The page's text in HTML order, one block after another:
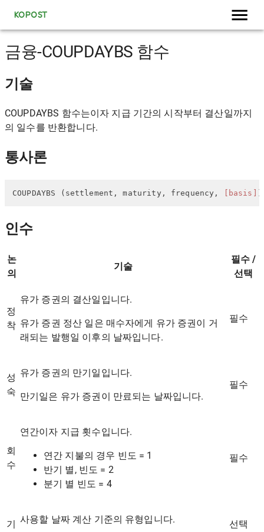
KOPOST
금융-COUPDAYBS 함수
기술
COUPDAYBS 함수는이자 지급 기간의 시작부터 결산일까지
의 일수를 반환합니다.
통사론
COUPDAYBS (settlement, maturity, frequency, [basis] )
인수
논
의
기술
필수 /
선택
정
착
유가 증권의 결산일입니다.
유가 증권 정산 일은 매수자에게 유가 증권이 거
래되는 발행일 이후의 날짜입니다.
필수
성
숙
유가 증권의 만기일입니다.
만기일은 유가 증권이 만료되는 날짜입니다.
필수
회
수
연간이자 지급 횟수입니다.
연간 지불의 경우 빈도 = 1
반기 별, 빈도 = 2
분기 별 빈도 = 4
필수
기
사용할 날짜 계산 기준의 유형입니다.
선택